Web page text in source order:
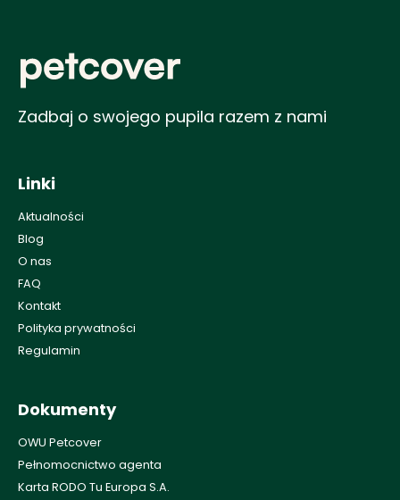
Zadbaj o swojego pupila razem z nami
Linki
Aktualności
Blog
O nas
FAQ
Kontakt
Polityka prywatności
Regulamin
Dokumenty
OWU Petcover
Pełnomocnictwo agenta
Karta RODO Tu Europa S.A.